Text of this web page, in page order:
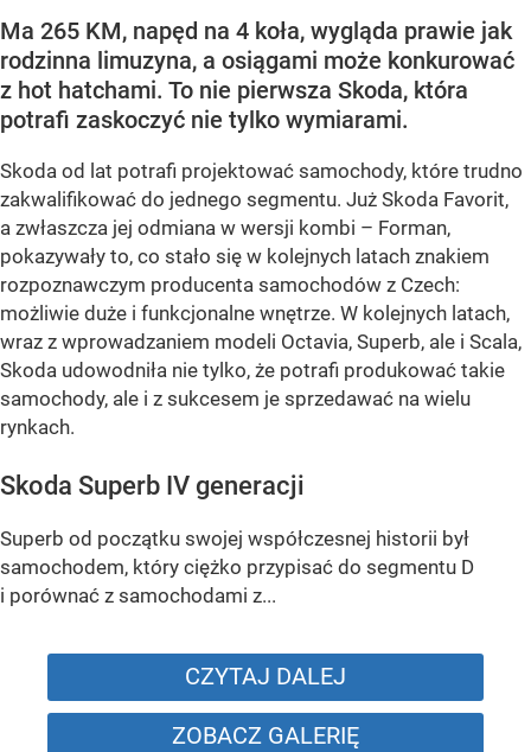
Ma 265 KM, napęd na 4 koła, wygląda prawie jak
rodzinna limuzyna, a osiągami może konkurować
z hot hatchami. To nie pierwsza Skoda, która
potrafi zaskoczyć nie tylko wymiarami.
Skoda od lat potrafi projektować samochody, które trudno
zakwalifikować do jednego segmentu. Już Skoda Favorit,
a zwłaszcza jej odmiana w wersji kombi – Forman,
pokazywały to, co stało się w kolejnych latach znakiem
rozpoznawczym producenta samochodów z Czech:
możliwie duże i funkcjonalne wnętrze. W kolejnych latach,
wraz z wprowadzaniem modeli Octavia, Superb, ale i Scala,
Skoda udowodniła nie tylko, że potrafi produkować takie
samochody, ale i z sukcesem je sprzedawać na wielu
rynkach.
Skoda Superb IV generacji
Superb od początku swojej współczesnej historii był
samochodem, który ciężko przypisać do segmentu D
i porównać z samochodami z...
CZYTAJ DALEJ
ZOBACZ GALERIĘ